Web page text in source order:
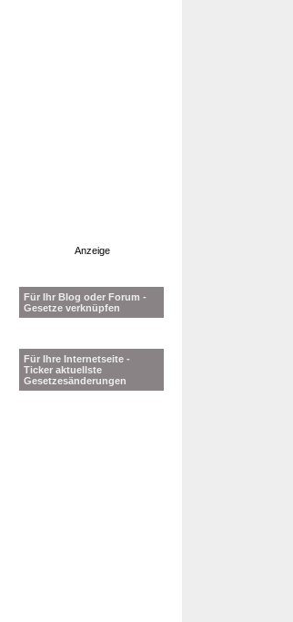
Anzeige
Für Ihr Blog oder Forum -
Gesetze verknüpfen
Für Ihre Internetseite -
Ticker aktuellste
Gesetzesänderungen